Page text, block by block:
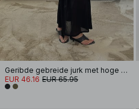
Geribde gebreide jurk met hoge hals
EUR 46.16 EUR 65.95